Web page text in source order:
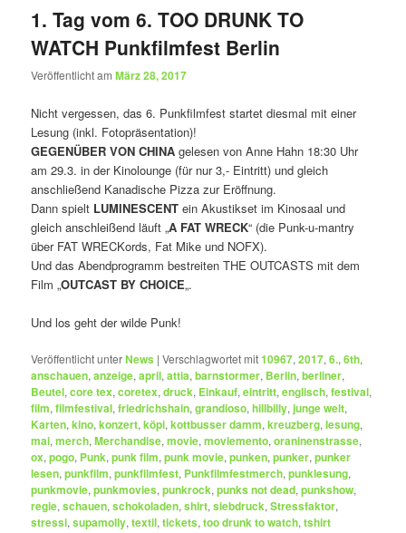
1. Tag vom 6. TOO DRUNK TO
WATCH Punkfilmfest Berlin
Veröffentlicht amMärz 28, 2017
Nicht vergessen, das 6. Punkfilmfest startet diesmal mit einer
Lesung (inkl. Fotopräsentation)!
GEGENÜBER VON CHINA gelesen von Anne Hahn 18:30 Uhr
am 29.3. in der Kinolounge (für nur 3,- Eintritt) und gleich
anschließend Kanadische Pizza zur Eröffnung.
Dann spielt LUMINESCENT ein Akustikset im Kinosaal und
gleich anschleißend läuft „A FAT WRECK“ (die Punk-u-mantry
über FAT WRECKords, Fat Mike und NOFX).
Und das Abendprogramm bestreiten THE OUTCASTS mit dem
Film „OUTCAST BY CHOICE„.
Und los geht der wilde Punk!
Veröffentlicht unterNews |Verschlagwortet mit10967,2017,6.,6th,
anschauen,anzeige,april,attia,barnstormer, Berlin,berliner,
Beutel,core tex,coretex,druck, Einkauf,eintritt,englisch,festival,
film,filmfestival,friedrichshain,grandioso,hillbilly,junge welt,
Karten,kino,konzert,köpi,kottbusser damm,kreuzberg,lesung,
mai,merch,Merchandise,movie,moviemento,oraninenstrasse,
ox,pogo, Punk,punk film,punk movie,punken,punker,punker
lesen,punkfilm,punkfilmfest, Punkfilmfestmerch,punklesung,
punkmovie,punkmovies,punkrock,punks not dead,punkshow,
regie,schauen,schokoladen,shirt,siebdruck,Stressfaktor,
stressi,supamolly,textil,tickets,too drunk to watch,tshirt